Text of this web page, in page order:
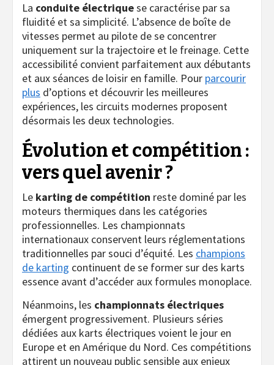
La conduite électriquese caractérise par sa
fluidité et sa simplicité. L’absence de boîte de
vitesses permet au pilote de se concentrer
uniquement sur la trajectoire et le freinage. Cette
accessibilité convient parfaitement aux débutants
et aux séances de loisir en famille. Pour parcourir
plus d’options et découvrir les meilleures
expériences, les circuits modernes proposent
désormais les deux technologies.
Évolution et compétition :
vers quel avenir ?
Le karting de compétition reste dominé par les
moteurs thermiques dans les catégories
professionnelles. Les championnats
internationaux conservent leurs réglementations
traditionnelles par souci d’équité. Les champions
de karting continuent de se former sur des karts
essence avant d’accéder aux formules monoplace.
Néanmoins, les championnats électriques
émergent progressivement. Plusieurs séries
dédiées aux karts électriques voient le jour en
Europe et en Amérique du Nord. Ces compétitions
attirent un nouveau public sensible aux enjeux